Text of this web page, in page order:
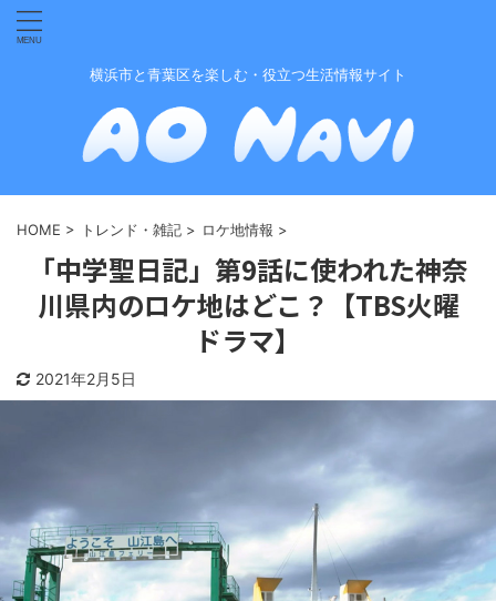
横浜市と青葉区を楽しむ・役立つ生活情報サイト
HOME > トレンド・雑記 > ロケ地情報 >
「中学聖日記」第9話に使われた神奈
川県内のロケ地はどこ？【TBS火曜
ドラマ】
2021年2月5日